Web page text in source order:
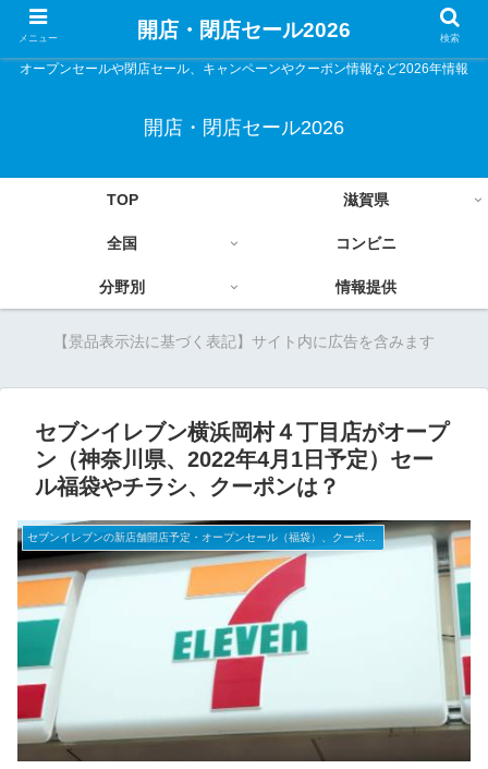
オープンセールや閉店セール、キャンペーンやクーポン情報など2026年情報
開店・閉店セール2026
TOP 滋賀県
全国 コンビニ
分野別 情報提供
【景品表示法に基づく表記】サイト内に広告を含みます
セブンイレブン横浜岡村４丁目店がオープ
ン（神奈川県、2022年4月1日予定）セー
ル福袋やチラシ、クーポンは？
メニュー 開店・閉店セール2026 検索